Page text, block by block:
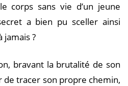
corps sans vie d’un jeune
a bien pu sceller ainsi
jamais ?
bravant la brutalité de son
de tracer son propre chemin,